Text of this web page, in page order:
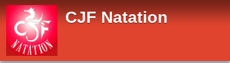
CJF Natation
Panneau de gestion des cookies